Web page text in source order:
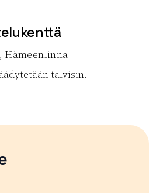
Hämeenlinna
talvisin.